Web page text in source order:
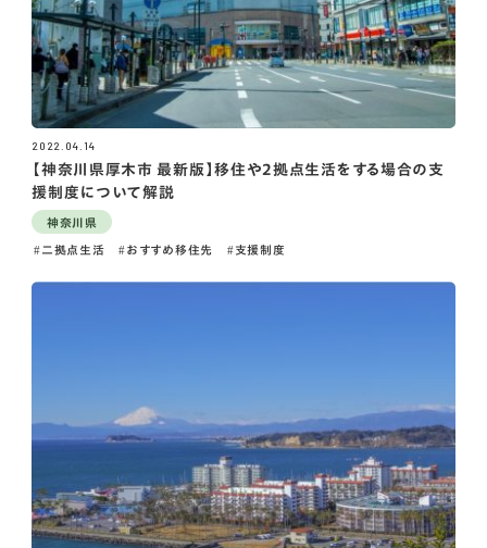
2022.04.14
【神奈川県厚木市 最新版】移住や2拠点生活をする場合の支
援制度について解説
神奈川県
二拠点生活 おすすめ移住先 支援制度